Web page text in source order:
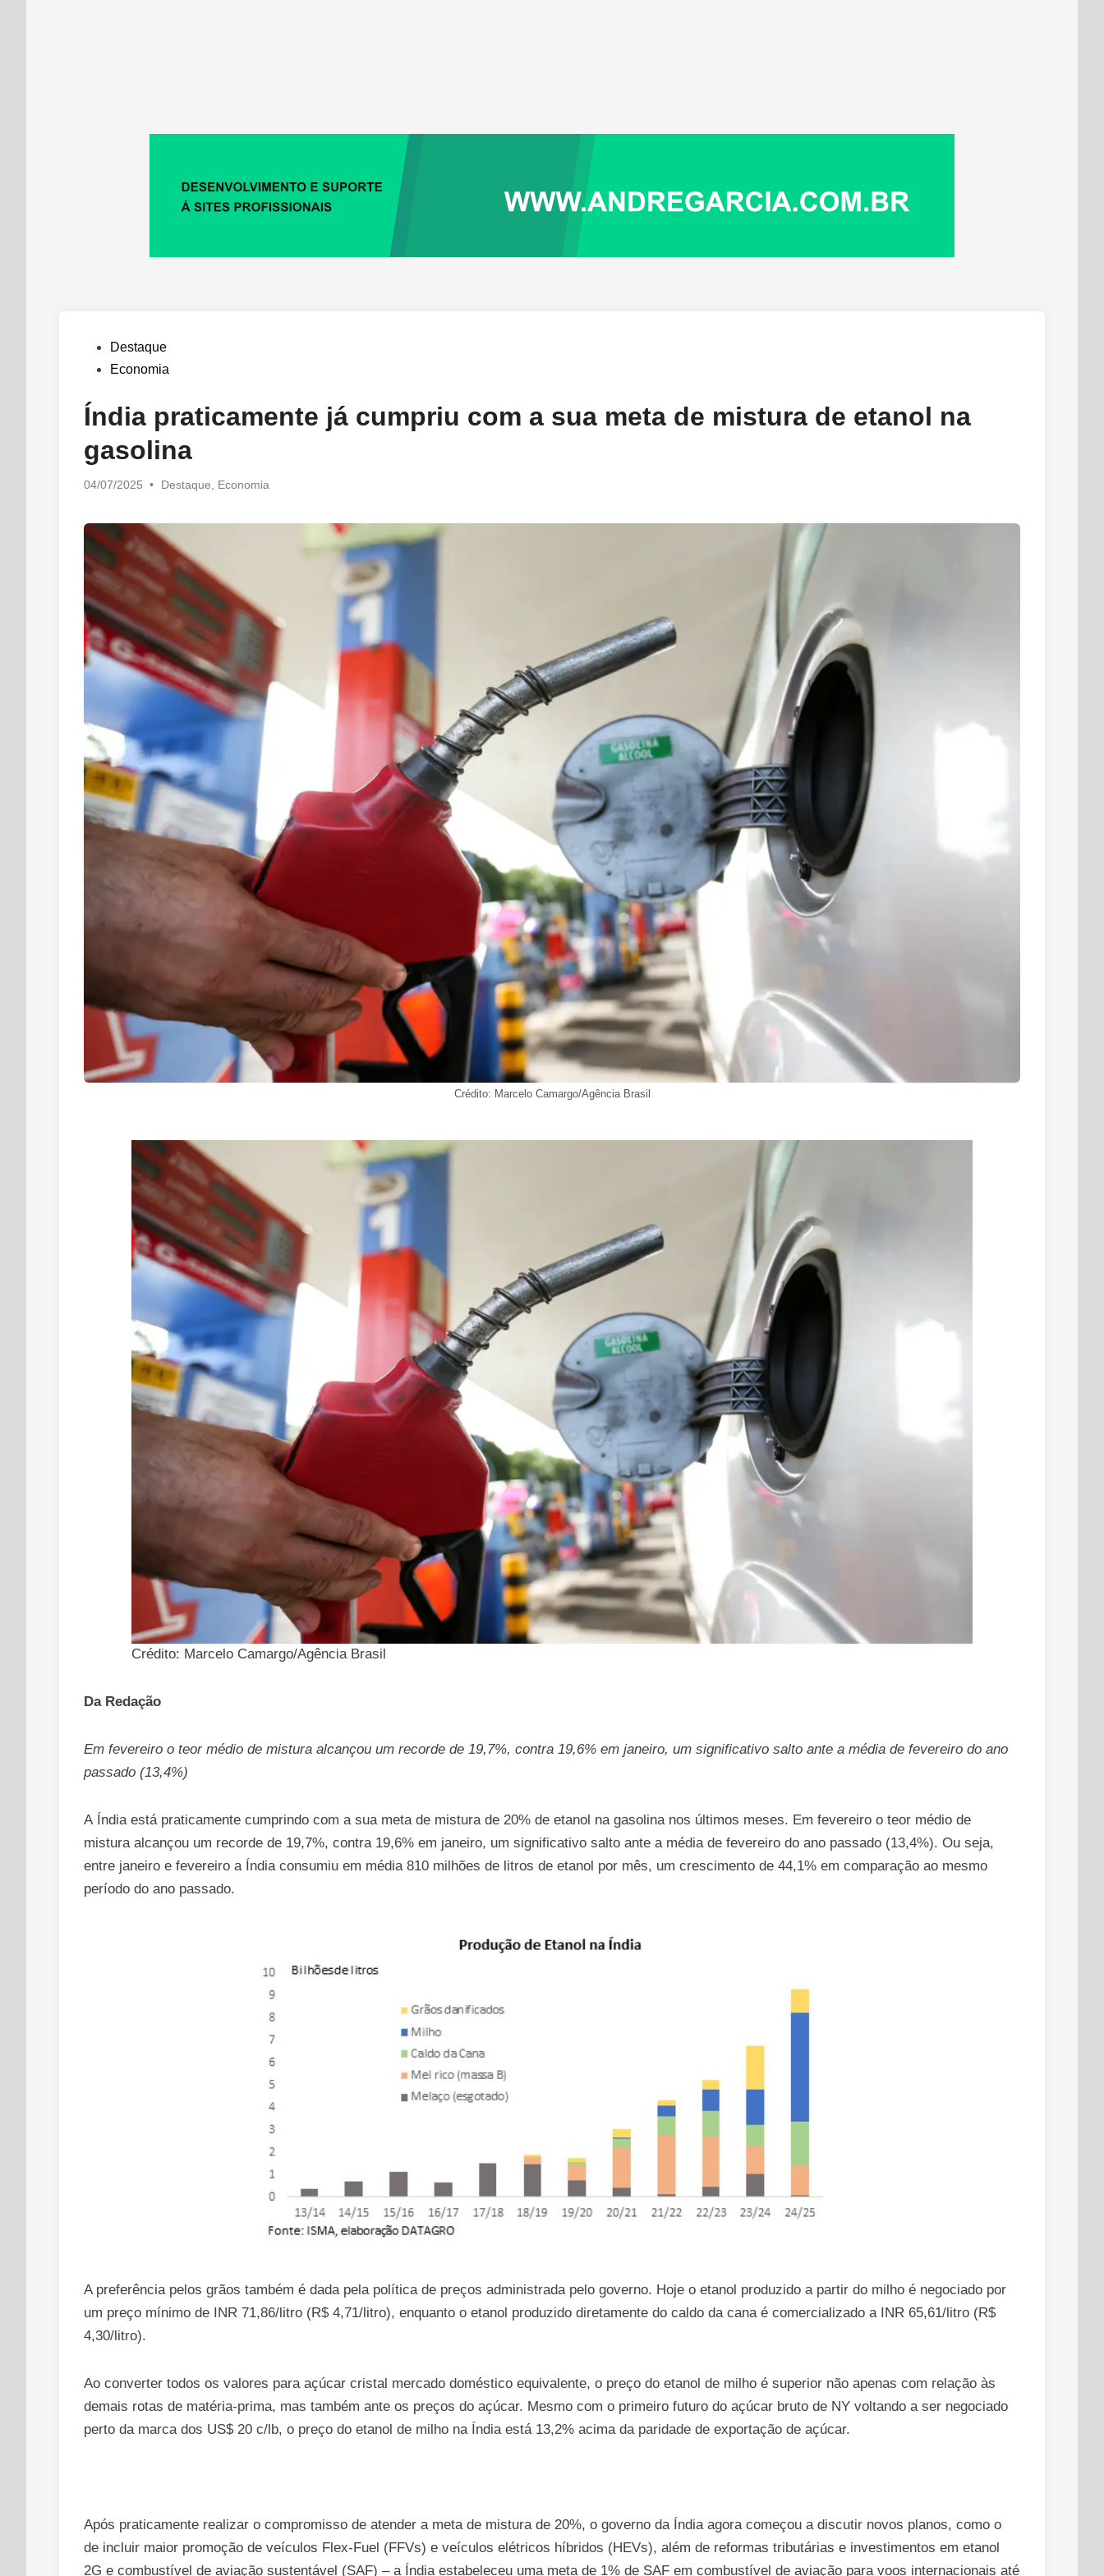
PostedDestaque
Economia
Índia praticamente já cumpriu com a sua meta de mistura de etanol na
gasolina
04/07/2025 •
Posted
Destaque Economia
Crédito: Marcelo Camargo/Agência Brasil
Crédito: Marcelo Camargo/Agência Brasil
Da Redação
Em fevereiro o teor médio de mistura alcançou um recorde de 19,7%, contra 19,6% em janeiro, um significativo salto ante a média de fevereiro do ano
passado (13,4%)
A Índia está praticamente cumprindo com a sua meta de mistura de 20% de etanol na gasolina nos últimos meses. Em fevereiro o teor médio de
mistura alcançou um recorde de 19,7%, contra 19,6% em janeiro, um significativo salto ante a média de fevereiro do ano passado (13,4%). Ou seja,
entre janeiro e fevereiro a Índia consumiu em média 810 milhões de litros de etanol por mês, um crescimento de 44,1% em comparação ao mesmo
período do ano passado.
A preferência pelos grãos também é dada pela política de preços administrada pelo governo. Hoje o etanol produzido a partir do milho é negociado por
um preço mínimo de INR 71,86/litro (R$ 4,71/litro), enquanto o etanol produzido diretamente do caldo da cana é comercializado a INR 65,61/litro (R$
4,30/litro).
Ao converter todos os valores para açúcar cristal mercado doméstico equivalente, o preço do etanol de milho é superior não apenas com relação às
demais rotas de matéria-prima, mas também ante os preços do açúcar. Mesmo com o primeiro futuro do açúcar bruto de NY voltando a ser negociado
perto da marca dos US$ 20 c/lb, o preço do etanol de milho na Índia está 13,2% acima da paridade de exportação de açúcar.
Após praticamente realizar o compromisso de atender a meta de mistura de 20%, o governo da Índia agora começou a discutir novos planos, como o
de incluir maior promoção de veículos Flex-Fuel (FFVs) e veículos elétricos híbridos (HEVs), além de reformas tributárias e investimentos em etanol
2G e combustível de aviação sustentável (SAF) – a Índia estabeleceu uma meta de 1% de SAF em combustível de aviação para voos internacionais até